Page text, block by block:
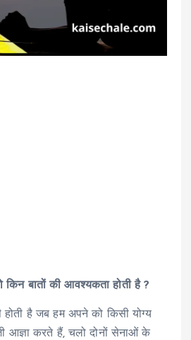
किन बातों की आवश्यकता होती है ?
है जब हम अपने को किसी योग्य
आज्ञा करते हैं, चलो दोनों सेनाओं के